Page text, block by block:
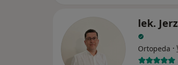
lek.
Ortopeda ·